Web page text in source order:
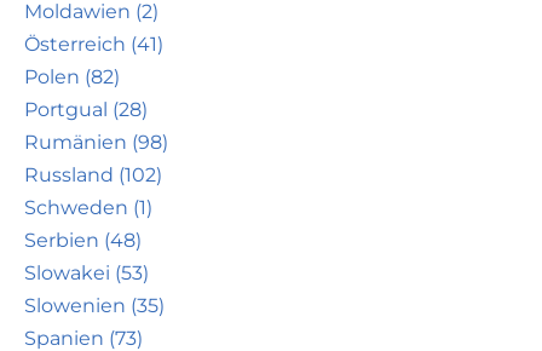
Moldawien (2)
Österreich (41)
Polen (82)
Portgual (28)
Rumänien (98)
Russland (102)
Schweden (1)
Serbien (48)
Slowakei (53)
Slowenien (35)
Spanien (73)